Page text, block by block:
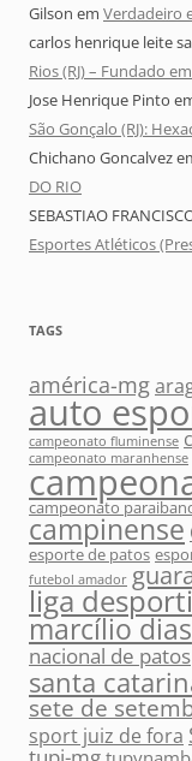
Gilson em Verdadeiro
carlos henrique leite
Rios (RJ) – Fundado
Jose Henrique Pinto
São Gonçalo (RJ):
Chichano Goncalvez
DO RIO
SEBASTIAO
Esportes Atléticos
TAGS
américa-mg
auto
campeonato fluminense
campeonato maranhense
campeonato
campinense
esporte de patos
futebol amador
liga
marcílio dias
nacional de patos
santa
sete de
sport juiz de fora